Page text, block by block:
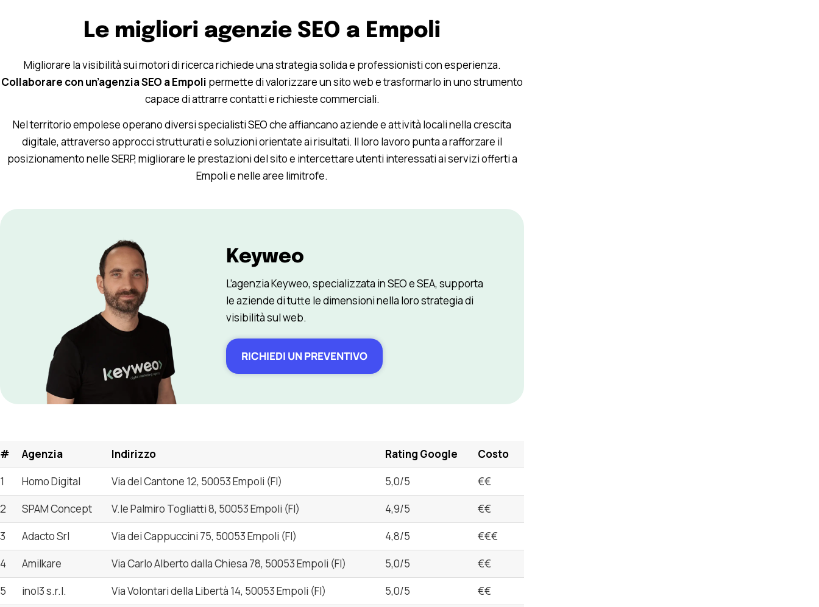
Le migliori agenzie SEO a Empoli
Migliorare la visibilità sui motori di ricerca richiede una strategia solida e professionisti con esperienza.
Collaborare con un’agenzia SEO a Empoli permette di valorizzare un sito web e trasformarlo in uno strumento
capace di attrarre contatti e richieste commerciali.
Nel territorio empolese operano diversi specialisti SEO che affiancano aziende e attività locali nella crescita
digitale, attraverso approcci strutturati e soluzioni orientate ai risultati. Il loro lavoro punta a rafforzare il
posizionamento nelle SERP, migliorare le prestazioni del sito e intercettare utenti interessati ai servizi offerti a
Empoli e nelle aree limitrofe.
Keyweo
L’agenzia Keyweo, specializzata in SEO e SEA, supporta
le aziende di tutte le dimensioni nella loro strategia di
visibilità sul web.
RICHIEDI UN PREVENTIVO
# Agenzia Indirizzo Rating Google
Costo
1
Homo Digital Via del Cantone 12, 50053 Empoli (FI) 5,0/5
€€
2
SPAM Concept V.le Palmiro Togliatti 8, 50053 Empoli (FI) 4,9/5
€€
3
Adacto Srl Via dei Cappuccini 75, 50053 Empoli (FI) 4,8/5
€€€
4
Amilkare Via Carlo Alberto dalla Chiesa 78, 50053 Empoli (FI) 5,0/5
€€
5
inol3 s.r.l. Via Volontari della Libertà 14, 50053 Empoli (FI) 5,0/5 €€